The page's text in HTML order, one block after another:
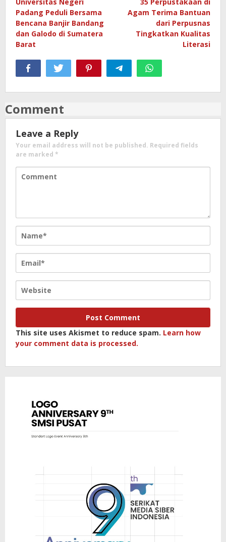
navigation
Padang Peduli Bersama
Bencana Banjir Bandang
dan Galodo di Sumatera
Barat
Agam Terima Bantuan
dari Perpusnas
Tingkatkan Kualitas
Literasi
Comment
Leave a Reply
Your email address will not be published. Required fields
are marked *
This site uses Akismet to reduce spam. Learn how
your comment data is processed.